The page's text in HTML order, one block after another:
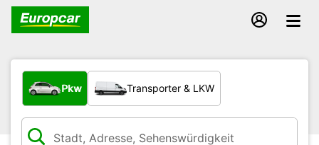
Welche Art von Fahrzeug?
Pkw Transporter & LKW